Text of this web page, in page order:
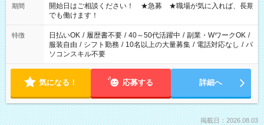
せん ※法令に基づき、週20時間以上勤務は社会保険への加入対
象となります ※労働者派遣法（日雇い派遣の原則禁止）によ
り、短時間・短期間の就業はご案内が難しい場合があります
期間
開始日はご相談ください！ ★急募 ★職場が気に入れば、長期
でも働けます！
特徴 日払いOK / 履歴書不要 / 40～50代活躍中 / 副業・WワークOK /
服装自由 / シフト勤務 / 10名以上の大量募集 / 電話対応なし / パ
ソコンスキル不要
気になる！ 応募する 詳細へ
掲載日：2026.08.03